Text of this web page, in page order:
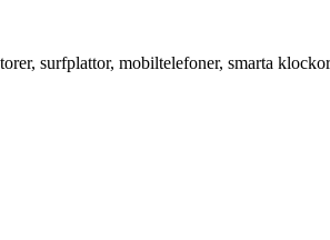
surfplattor, mobiltelefoner, smarta